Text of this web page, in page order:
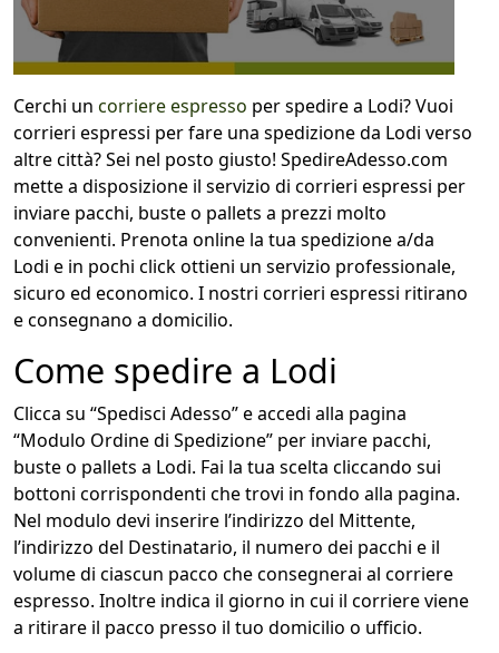
Cerchi un corriere espresso per spedire a Lodi? Vuoi
corrieri espressi per fare una spedizione da Lodi verso
altre città? Sei nel posto giusto! SpedireAdesso.com
mette a disposizione il servizio di corrieri espressi per
inviare pacchi, buste o pallets a prezzi molto
convenienti. Prenota online la tua spedizione a/da
Lodi e in pochi click ottieni un servizio professionale,
sicuro ed economico. I nostri corrieri espressi ritirano
e consegnano a domicilio.
Come spedire a Lodi
Clicca su “Spedisci Adesso” e accedi alla pagina
“Modulo Ordine di Spedizione” per inviare pacchi,
buste o pallets a Lodi. Fai la tua scelta cliccando sui
bottoni corrispondenti che trovi in fondo alla pagina.
Nel modulo devi inserire l’indirizzo del Mittente,
l’indirizzo del Destinatario, il numero dei pacchi e il
volume di ciascun pacco che consegnerai al corriere
espresso. Inoltre indica il giorno in cui il corriere viene
a ritirare il pacco presso il tuo domicilio o ufficio.